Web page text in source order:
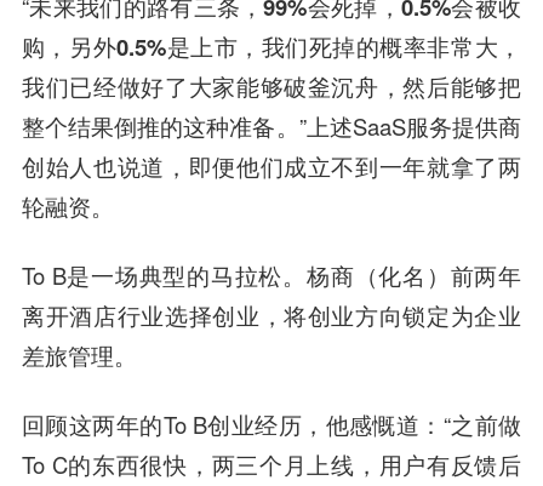
未来我们的路有三条，99%会死掉，0.5%会被收
购，另外0.5%是上市，我们死掉的概率非常大，
我们已经做好了大家能够破釜沉舟，然后能够把
整个结果倒推的这种准备。 ”上述SaaS服务提供商
创始人也说道，即便他们成立不到一年就拿了两
轮融资。
To B是一场典型的马拉松。杨商（化名）前两年
离开酒店行业选择创业，将创业方向锁定为企业
差旅管理。
回顾这两年的To B创业经历，他感慨道：“之前做
To C的东西很快，两三个月上线，用户有反馈后